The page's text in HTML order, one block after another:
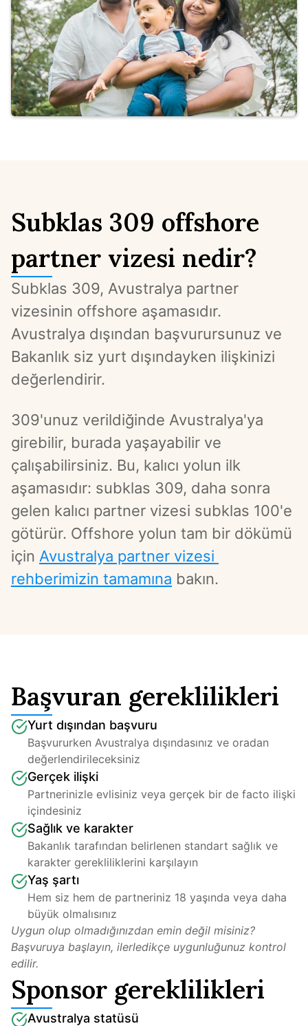
Subklas 309 offshore
partner vizesi nedir?
Subklas 309, Avustralya partner
vizesinin offshore aşamasıdır.
Avustralya dışından başvurursunuz ve
Bakanlık siz yurt dışındayken ilişkinizi
değerlendirir.
309'unuz verildiğinde Avustralya'ya
girebilir, burada yaşayabilir ve
çalışabilirsiniz. Bu, kalıcı yolun ilk
aşamasıdır: subklas 309, daha sonra
gelen kalıcı partner vizesi subklas 100'e
götürür. Offshore yolun tam bir dökümü
için Avustralya partner vizesi
rehberimizin tamamına bakın.
Başvuran gereklilikleri
Yurt dışından başvuru
Başvururken Avustralya dışındasınız ve oradan
değerlendirileceksiniz
Gerçek ilişki
Partnerinizle evlisiniz veya gerçek bir de facto ilişki
içindesiniz
Sağlık ve karakter
Bakanlık tarafından belirlenen standart sağlık ve
karakter gerekliliklerini karşılayın
Yaş şartı
Hem siz hem de partneriniz 18 yaşında veya daha
büyük olmalısınız
Uygun olup olmadığınızdan emin değil misiniz?
Başvuruya başlayın, ilerledikçe uygunluğunuz kontrol
edilir.
Sponsor gereklilikleri
Avustralya statüsü